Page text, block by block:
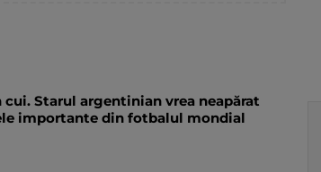
Starul argentinian vrea neapărat
importante din fotbalul mondial